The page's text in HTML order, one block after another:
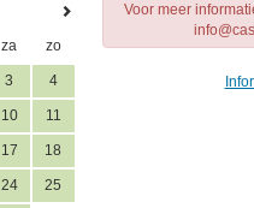
za zo
3 4
10 11
17 18
24 25
Voor meer